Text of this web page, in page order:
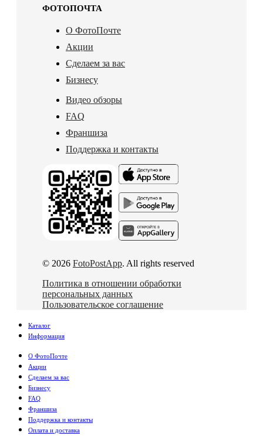
ФОТОПОЧТА
О ФотоПочте
Акции
Сделаем за вас
Бизнесу
Видео обзоры
FAQ
Франшиза
Поддержка и контакты
© 2026 FotoPostApp. All rights reserved
Политика в отношении обработки
персональных данных
Пользовательское соглашение
Каталог
Информация
О ФотоПочте
Акции
Сделаем за вас
Бизнесу
FAQ
Франшиза
Поддержка и контакты
Оплата и доставка